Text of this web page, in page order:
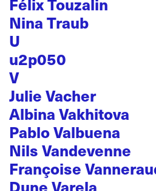
Nina Traub
U
u2p050
V
Julie Vacher
Albina Vakhitova
Pablo Valbuena
Nils Vandevenne
Françoise
Dune Varela